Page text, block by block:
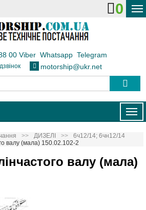
ДОСТАВКА І ОПЛАТА
ТЕПЛОВОЗИ
КОНТАКТИ
0
00 Viber Whatsapp Telegram
motorship@ukr.net
ДИЗЕЛІ
6ч12/14; 6чн12/14
валу (мала) 150.02.102-2
валу (мала)